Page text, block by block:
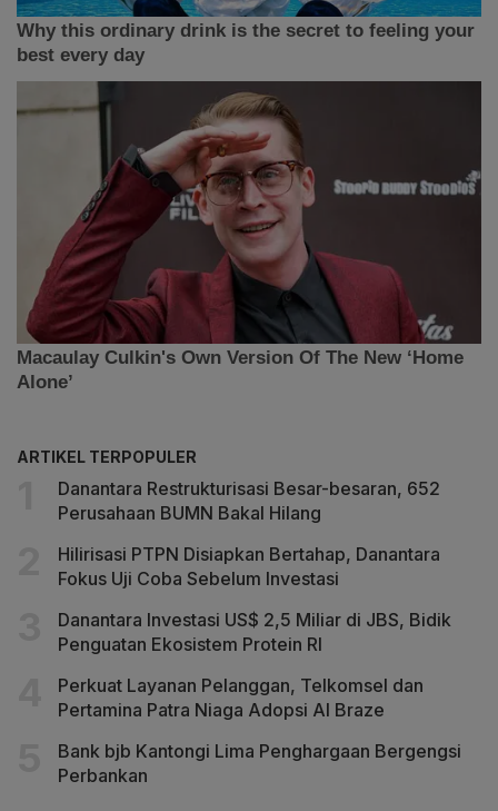
ARTIKEL TERPOPULER
Danantara Restrukturisasi Besar-besaran, 652
Perusahaan BUMN Bakal Hilang
Hilirisasi PTPN Disiapkan Bertahap, Danantara
Fokus Uji Coba Sebelum Investasi
Danantara Investasi US$ 2,5 Miliar di JBS, Bidik
Penguatan Ekosistem Protein RI
Perkuat Layanan Pelanggan, Telkomsel dan
Pertamina Patra Niaga Adopsi AI Braze
Bank bjb Kantongi Lima Penghargaan Bergengsi
Perbankan